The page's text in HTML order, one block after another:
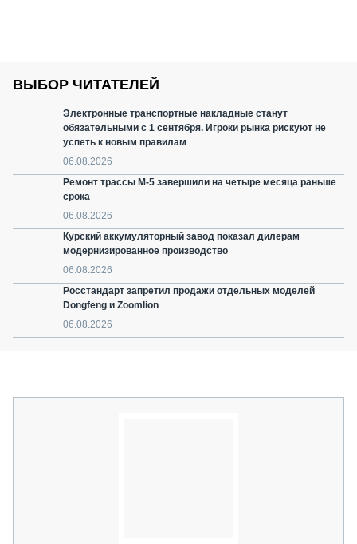
ВЫБОР ЧИТАТЕЛЕЙ
Электронные транспортные накладные станут
обязательными с 1 сентября. Игроки рынка рискуют не
успеть к новым правилам
06.08.2026
Ремонт трассы М-5 завершили на четыре месяца раньше
срока
06.08.2026
Курский аккумуляторный завод показал дилерам
модернизированное производство
06.08.2026
Росстандарт запретил продажи отдельных моделей
Dongfeng и Zoomlion
06.08.2026